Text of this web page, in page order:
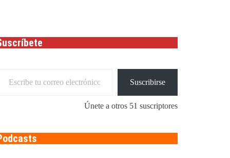
Suscribirse
Únete a otros 51 suscriptores